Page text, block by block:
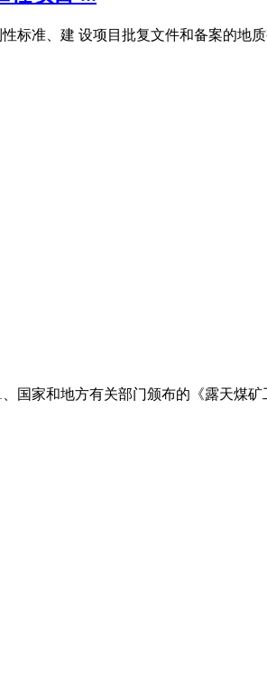
标准、建 设项目批复文件和备案的地
国家和地方有关部门颁布的《露天煤